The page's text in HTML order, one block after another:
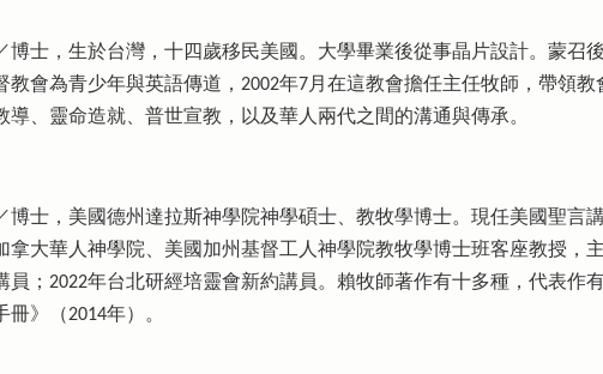
博士，生於台灣，十四歲移民美國。大學畢業後從事晶片設計。蒙召
教會為青少年與英語傳道，2002年7月在這教會擔任主任牧師，帶領
導、靈命造就、普世宣教，以及華人兩代之間的溝通與傳承。
博士，美國德州達拉斯神學院神學碩士、教牧學博士。現任美國聖言
拿大華人神學院、美國加州基督工人神學院教牧學博士班客座教授，
員；2022年台北研經培靈會新約講員。賴牧師著作有十多種，代表
》（2014年）。